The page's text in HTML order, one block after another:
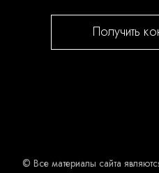
Получить
© Все материалы сайта